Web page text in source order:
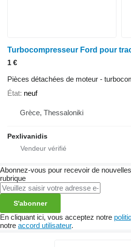
1 €
Pièces détachées de moteur -
État neuf
Grèce, Thessaloniki
Pexlivanidis
Abonnez-vous pour recevoir de
rubrique
S'abonner
En cliquant ici, vous acceptez notre
notre accord utilisateur.